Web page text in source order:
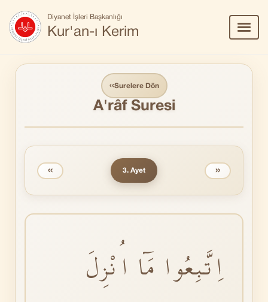
Diyanet İşleri Başkanlığı
Kur'an-ı Kerim
Aç/
‹‹Surelere Dön
A'râf Suresi
‹‹ 3. Ayet ››
اِتَّبِعُوا مَٓا اُنْزِلَ